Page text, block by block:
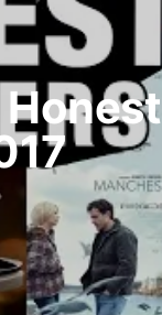
Honest